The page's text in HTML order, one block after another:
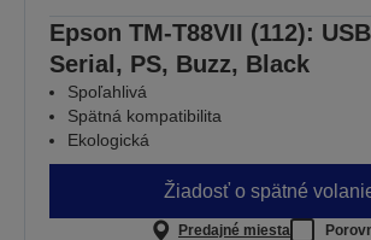
Epson TM-T88VII (112):
Serial, PS, Buzz, Black
Spoľahlivá
Spätná kompatibilita
Ekologická
Žiadosť o spätné
Predajné miesta